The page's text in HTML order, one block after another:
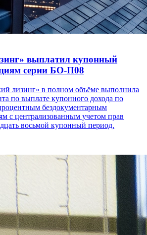
выплатил купонный
серии БО-П08
лизинг» в полном объёме выполнила
по выплате купонного дохода по
бездокументарным
с централизованным учетом прав
восьмой купонный период.